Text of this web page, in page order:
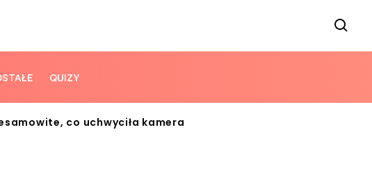
QUIZY
co uchwyciła kamera